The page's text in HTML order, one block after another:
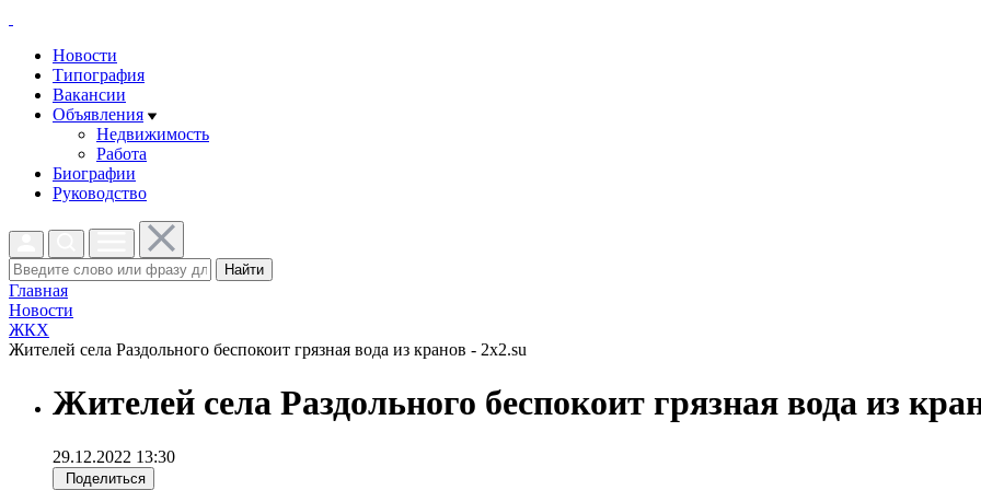
Новости
Типография
Вакансии
Объявления
Недвижимость
Работа
Биографии
Руководство
Найти
Главная
Новости
ЖКХ
Жителей села Раздольного беспокоит грязная вода из кранов - 2x2.su
Жителей села Раздольного беспокоит грязная вода из
29.12.2022 13:30
Поделиться